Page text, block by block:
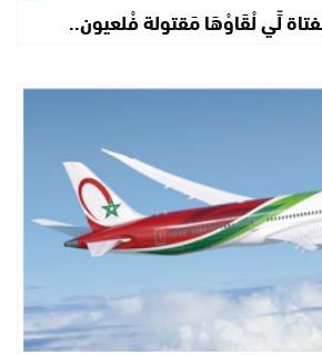
لِّي لْقَاوْهَا مَقتولة فْلعيون..